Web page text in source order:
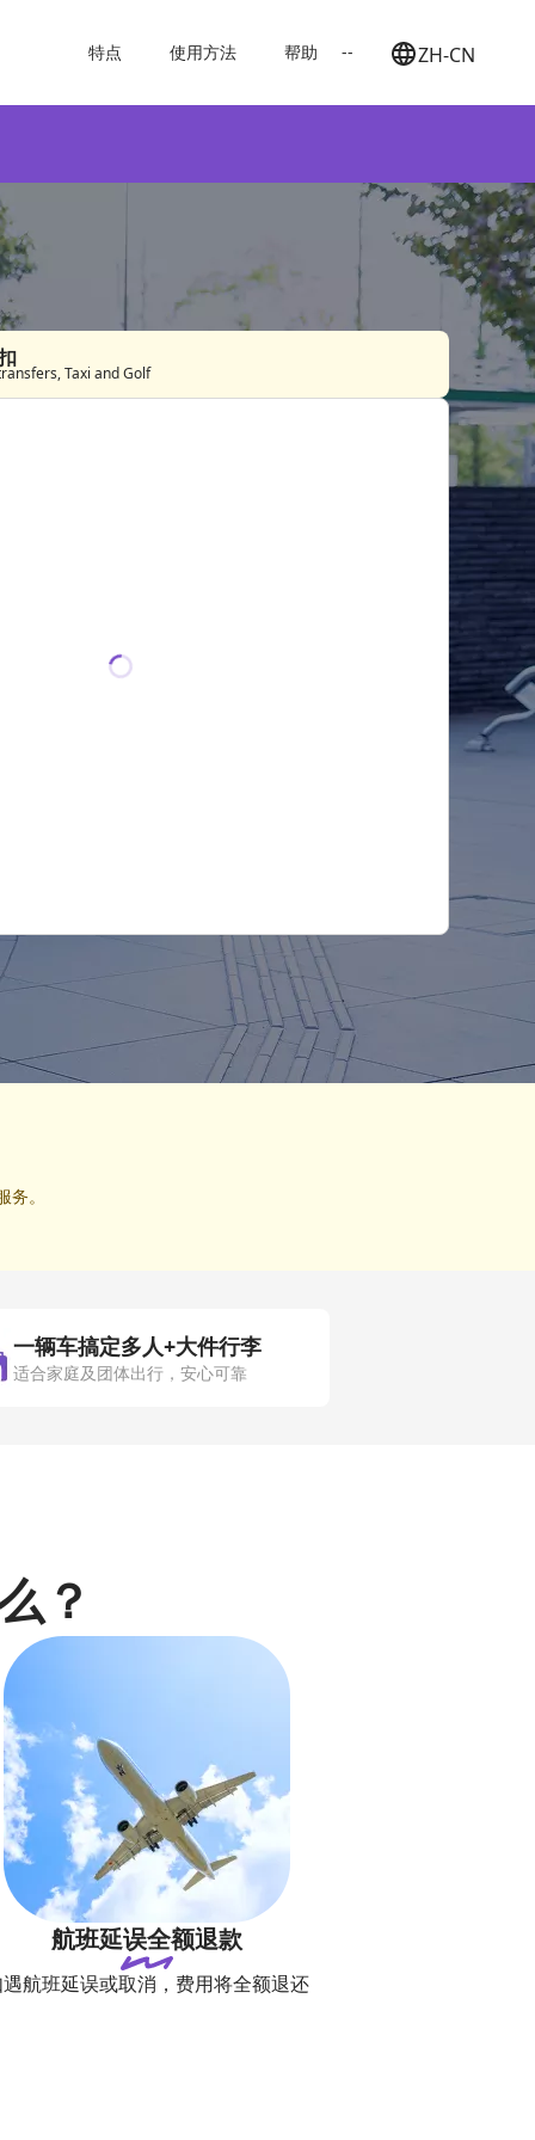
ZH-CN
한국어
特点 使用方法 帮助 --
Taxi and Golf
。
一辆车搞定多人+大件行李
适合家庭及团体出行，安心可靠
？
航班延误全额退款
航班延误或取消，费用将全额退还